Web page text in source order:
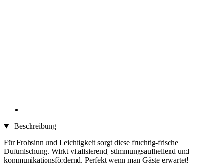
Beschreibung
Für Frohsinn und Leichtigkeit sorgt diese fruchtig-frische
Duftmischung. Wirkt vitalisierend, stimmungsaufhellend und
kommunikationsfördernd. Perfekt wenn man Gäste erwartet!